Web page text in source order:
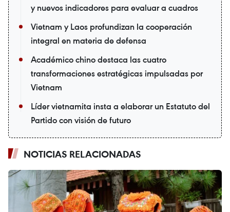
y nuevos indicadores para evaluar a cuadros
Vietnam y Laos profundizan la cooperación
integral en materia de defensa
Académico chino destaca las cuatro
transformaciones estratégicas impulsadas por
Vietnam
Líder vietnamita insta a elaborar un Estatuto del
Partido con visión de futuro
NOTICIAS RELACIONADAS